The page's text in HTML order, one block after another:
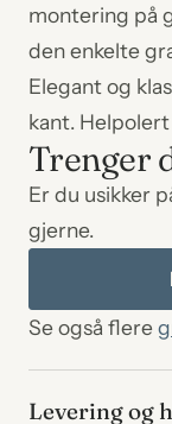
montering på
den enkelte
Elegant og
kant. Helpolert
Trenger
Er du usikker
gjerne.
Se også flere
Levering og